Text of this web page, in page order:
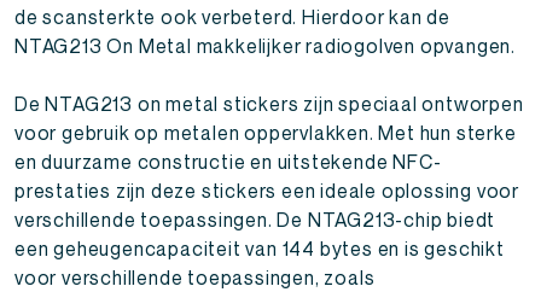
de scansterkte ook verbeterd. Hierdoor kan de
NTAG213 On Metal makkelijker radiogolven opvangen.
De NTAG213 on metal stickers zijn speciaal ontworpen
voor gebruik op metalen oppervlakken. Met hun sterke
en duurzame constructie en uitstekende NFC-
prestaties zijn deze stickers een ideale oplossing voor
verschillende toepassingen. De NTAG213-chip biedt
een geheugencapaciteit van 144 bytes en is geschikt
voor verschillende toepassingen, zoals